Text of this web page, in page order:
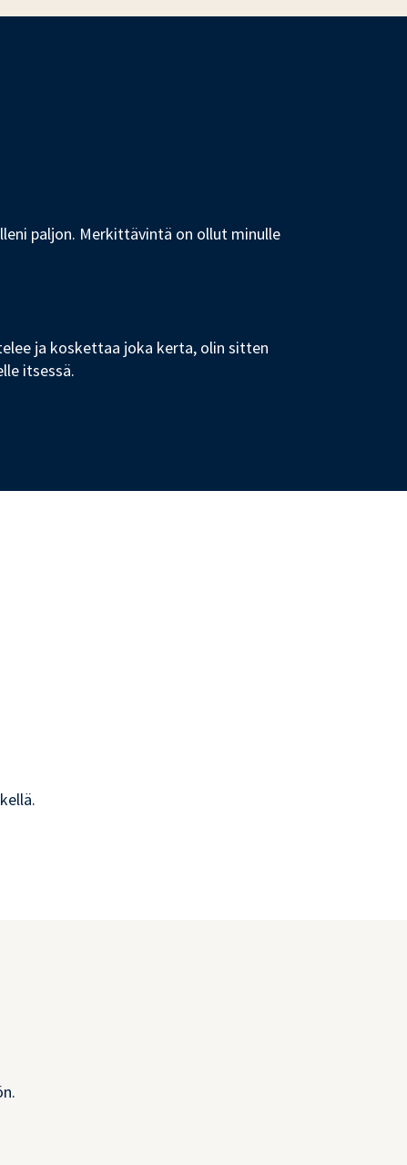
paljon. Merkittävintä on ollut minulle
ja koskettaa joka kerta, olin sitten
itsessä.